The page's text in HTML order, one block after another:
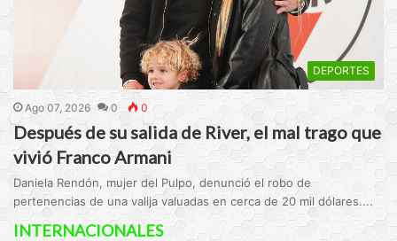
DEPORTES
Ago 07, 2026 0 0
Después de su salida de River, el mal trago que
vivió Franco Armani
Daniela Rendón, mujer del Pulpo, denunció el robo de
pertenencias de una valija valuadas en cerca de 20 mil dólares....
INTERNACIONALES